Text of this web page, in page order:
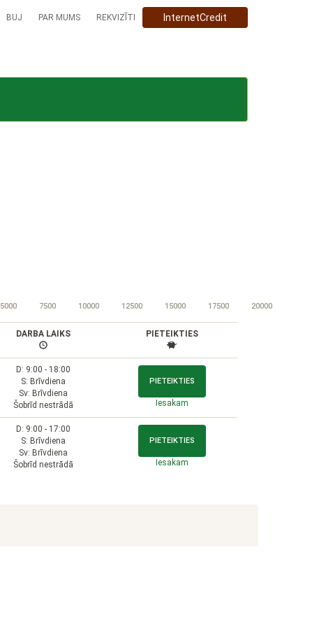
InternetCredit
BUJ PAR MUMS REKVIZĪTI
5000 7500 10000 12500 15000 17500 20000
DARBA LAIKS PIETEIKTIES
D: 9:00 - 18:00
S: Brīvdiena
Sv: Brīvdiena
Šobrīd nestrādā
PIETEIKTIES
Iesakam
D: 9:00 - 17:00
S: Brīvdiena
Sv: Brīvdiena
Šobrīd nestrādā
PIETEIKTIES
Iesakam